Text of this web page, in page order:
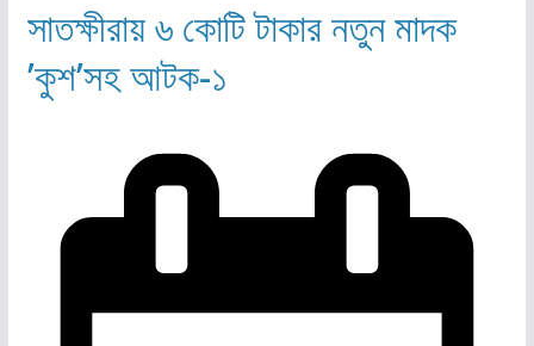
সাতক্ষীরায় ৬ কোটি টাকার নতুন মাদক
’কুশ’সহ আটক-১